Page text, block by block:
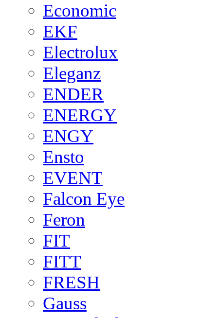
Economic
EKF
Electrolux
Eleganz
ENDER
ENERGY
ENGY
Ensto
EVENT
Falcon Eye
Feron
FIT
FITT
FRESH
Gauss